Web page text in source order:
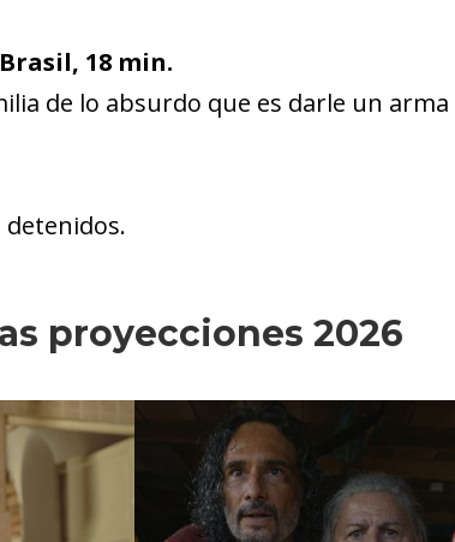
18 min.
de lo absurdo que es darle un
detenidos.
proyecciones 2026